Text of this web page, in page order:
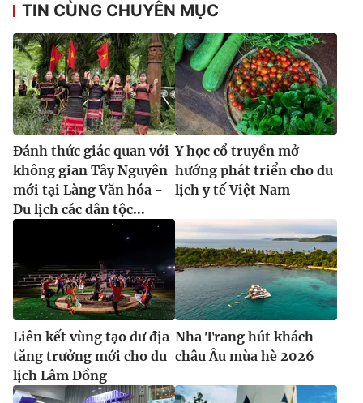
TIN CÙNG CHUYÊN MỤC
Đánh thức giác quan với
không gian Tây Nguyên
mới tại Làng Văn hóa -
Du lịch các dân tộc...
Y học cổ truyền mở
hướng phát triển cho du
lịch y tế Việt Nam
Liên kết vùng tạo dư địa
tăng trưởng mới cho du
lịch Lâm Đồng
Nha Trang hút khách
châu Âu mùa hè 2026